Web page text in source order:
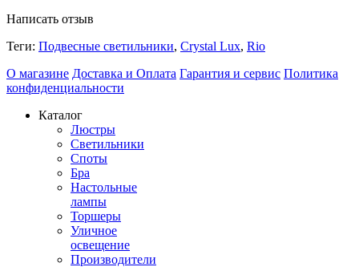
Написать отзыв
Теги: Подвесные светильники, Crystal Lux, Rio
О магазине Доставка и Оплата Гарантия и сервис Политика
конфиденциальности
Каталог
Люстры
Светильники
Споты
Бра
Настольные
лампы
Торшеры
Уличное
освещение
Производители